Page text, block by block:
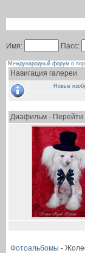
Имя: Пасс:
Международный форум о
Навигация галереи
Новые
Диафильм - Перейти
Фотоальбомы -